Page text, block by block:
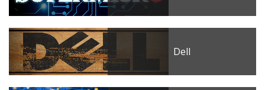
Dell